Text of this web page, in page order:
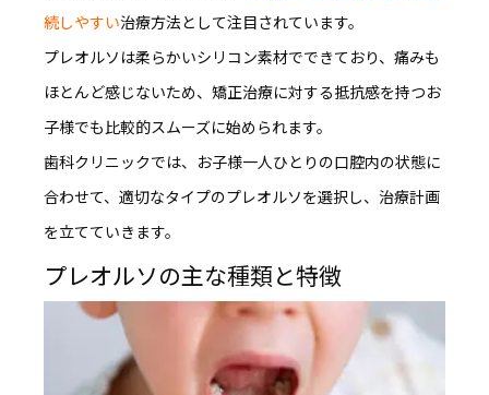
続しやすい治療方法として注目されています。
プレオルソは柔らかいシリコン素材でできており、痛みも
ほとんど感じないため、矯正治療に対する抵抗感を持つお
子様でも比較的スムーズに始められます。
歯科クリニックでは、お子様一人ひとりの口腔内の状態に
合わせて、適切なタイプのプレオルソを選択し、治療計画
を立てていきます。
プレオルソの主な種類と特徴